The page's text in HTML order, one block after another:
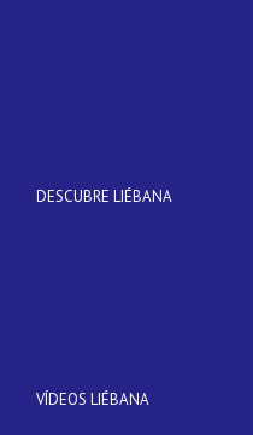
DESCUBRE LIÉBANA
VÍDEOS LIÉBANA